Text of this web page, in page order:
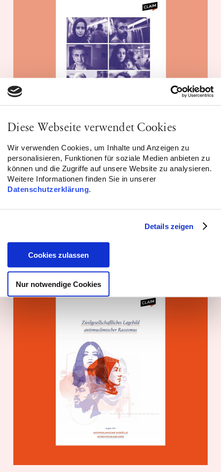
Diese Webseite verwendet Cookies
Wir verwenden Cookies, um Inhalte und Anzeigen zu
personalisieren, Funktionen für soziale Medien anbieten zu
können und die Zugriffe auf unsere Website zu analysieren.
Weitere Informationen finden Sie in unserer
Datenschutzerklärung.
Details zeigen
Cookies zulassen
Nur notwendige Cookies
Report! Niedersachsen: 494
Monitoring – 24.06.2026